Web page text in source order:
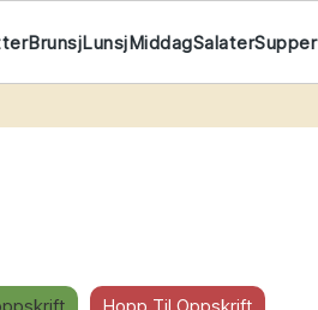
BrunsjLunsjMiddagSalaterSupper